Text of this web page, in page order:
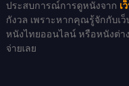
ประสบการณ์การดูหนังจาก เ
กังวล เพราะหากคุณรู้จักกับ
หนังไทยออนไลน์ หรือหนังต่า
จ่ายเลย